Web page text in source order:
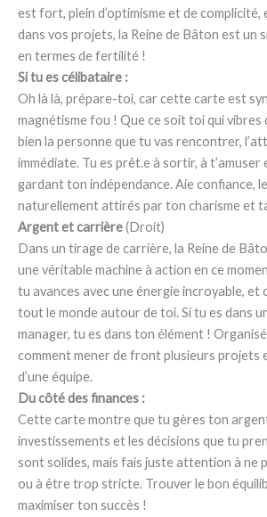
est fort, plein d’optimisme et de complicité,
dans vos projets, la Reine de Bâton est un
en termes de fertilité !
Si tu es célibataire :
Oh là là, prépare-toi, car cette carte est
magnétisme fou ! Que ce soit toi qui vibres
bien la personne que tu vas rencontrer,
immédiate. Tu es prêt.e à sortir, à
gardant ton indépendance. Aie confiance,
naturellement attirés par ton charisme et
Argent et carrière(Droit)
Dans un tirage de carrière, la Reine de
une véritable machine à action en ce
tu avances avec une énergie incroyable, et
tout le monde autour de toi. Si tu es dans
manager, tu es dans ton élément !
comment mener de front plusieurs projets
d’une équipe.
Du côté des finances :
Cette carte montre que tu gères ton
investissements et les décisions que tu
sont solides, mais fais juste attention à ne
ou à être trop stricte. Trouver le bon
maximiser ton succès !